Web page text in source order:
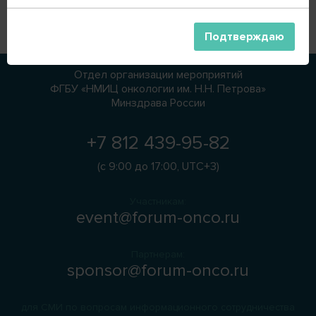
регистрационный взнос возврату не подлежит.
Отдел организации мероприятий
ФГБУ «НМИЦ онкологии им. Н.Н. Петрова»
Минздрава России
+7 812 439-95-82
(с 9:00 до 17:00, UTC+3)
event@forum-onco.ru
sponsor@forum-onco.ru
Подтверждаю